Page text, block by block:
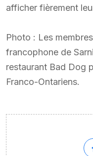
afficher fièrement
Photo : Les
francophone de
restaurant Bad Dog
Franco-Ontariens.